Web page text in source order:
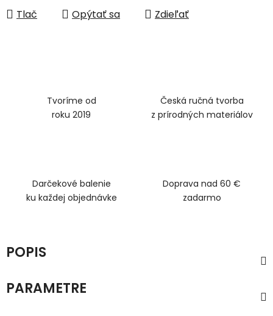
Tlač Opýtať sa Zdieľať
Tvoríme od
roku 2019
Česká ručná tvorba
z prírodných materiálov
Darčekové balenie
ku každej objednávke
Doprava nad 60 €
zadarmo
POPIS
PARAMETRE